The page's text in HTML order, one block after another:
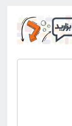
لذت را برد
گزینه ای
ثابت دارد که
و می توان در
آن استفاده